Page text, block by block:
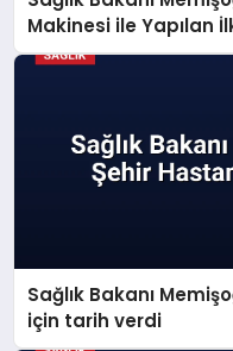
Makinesi ile Yapılan
Sağlık Bakanı
için tarih verdi